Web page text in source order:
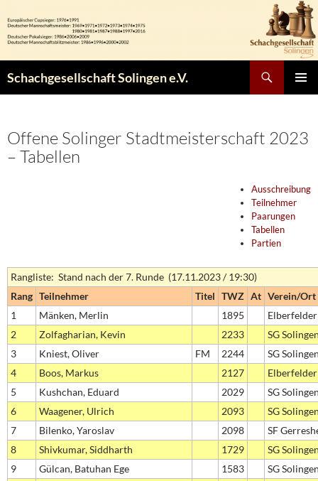
Inhalt
springen
Schachgesellschaft Solingen e.V.
Offene Solinger Stadtmeisterschaft 2023
– Tabellen
Ausschreibung
Teilnehmer
Paarungen
Tabellen
Partien
Rangliste: Stand nach der 7. Runde (17.11.2023 / 19:30)
Rang Teilnehmer Titel TWZ At Verein/Ort
1
Mänken, Merlin 1895
Elberfelder
2
Zolfagharian, Kevin 2233
SG
3
Kniest, Oliver FM 2244
SG
4
Boos, Markus 2127
Elberfelder
5
Kushchan, Eduard 2029
SG
6
Waagener, Ulrich 2093
SG
7
Bilenko, Yaroslav 2098
SF
8
Shivkumar, Siddharth 1729
SG
9
Gülcan, Batuhan Ege 1583
SG